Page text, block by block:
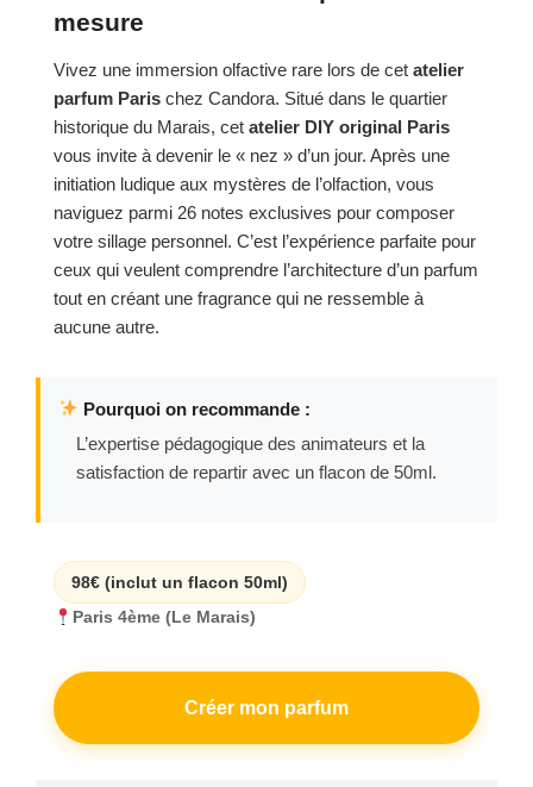
mesure
Vivez une immersion olfactive rare lors de cet atelier
parfum Paris chez Candora. Situé dans le quartier
historique du Marais, cet atelier DIY original Paris
vous invite à devenir le « nez » d’un jour. Après une
initiation ludique aux mystères de l’olfaction, vous
naviguez parmi 26 notes exclusives pour composer
votre sillage personnel. C’est l’expérience parfaite pour
ceux qui veulent comprendre l’architecture d’un parfum
tout en créant une fragrance qui ne ressemble à
aucune autre.
Pourquoi on recommande :
L’expertise pédagogique des animateurs et la
satisfaction de repartir avec un flacon de 50ml.
98€ (inclut un flacon 50ml)
Paris 4ème (Le Marais)
Créer mon parfum